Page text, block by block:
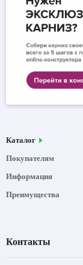
Каталог
Покупателям
Информация
Преимущества
Контакты